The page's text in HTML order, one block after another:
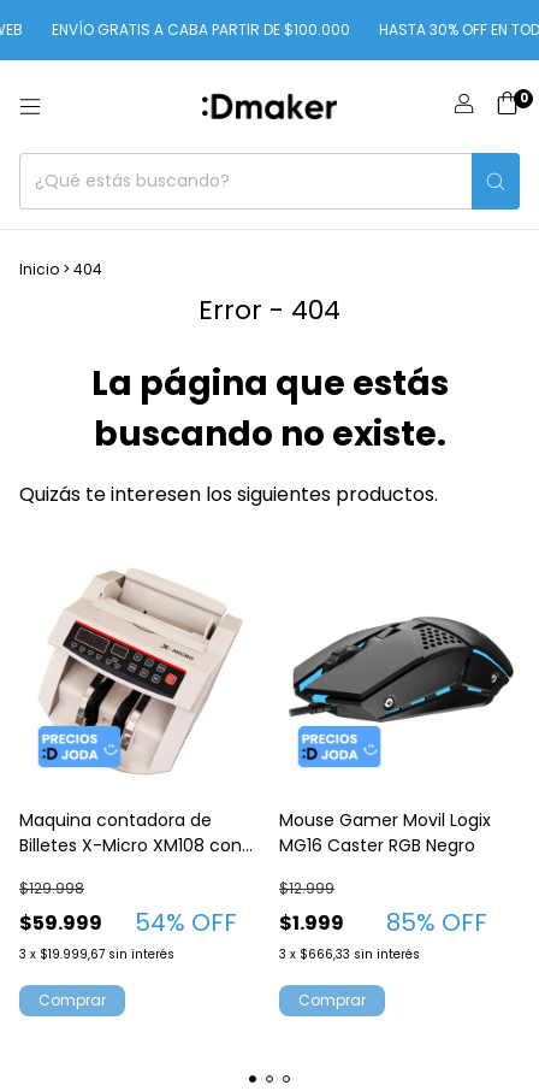
ENVÍO GRATIS A CABA PARTIR DE $100.000 HASTA 30% OFF EN
0
Inicio > 404
Error - 404
La página que estás
buscando no existe.
Quizás te interesen los siguientes productos.
Maquina contadora de
Billetes X-Micro XM108 con
$59.999
$129.998
54% OFF
3 x $19.999,67 sin interés
Mouse Gamer Movil Logix
MG16 Caster RGB Negro
$1.999
$12.999
85% OFF
3 x $666,33 sin interés